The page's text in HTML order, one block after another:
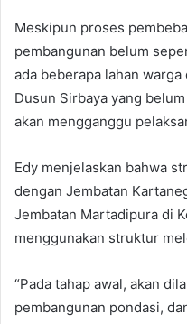
Meskipun proses
pembangunan belum
ada beberapa lahan
Dusun Sirbaya yang
akan mengganggu
Edy menjelaskan bahwa
dengan Jembatan
Jembatan Martadipura di
menggunakan struktur
“Pada tahap awal, akan
pembangunan pondasi,